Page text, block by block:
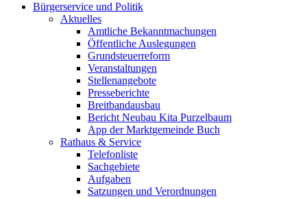
Bürgerservice und Politik
Aktuelles
Amtliche Bekanntmachungen
Öffentliche Auslegungen
Grundsteuerreform
Veranstaltungen
Stellenangebote
Presseberichte
Breitbandausbau
Bericht Neubau Kita Purzelbaum
App der Marktgemeinde Buch
Rathaus & Service
Telefonliste
Sachgebiete
Aufgaben
Satzungen und Verordnungen